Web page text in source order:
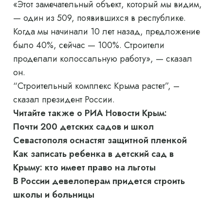
«Этот замечательный объект, который мы видим,
— один из 509, появившихся в республике.
Когда мы начинали 10 лет назад, предложение
было 40%, сейчас — 100%. Строители
проделали колоссальную работу», — сказал
он.
“Строительный комплекс Крыма растет”, –
сказал президент России.
Читайте также о РИА Новости Крым:
Почти 200 детских садов и школ
Севастополя оснастят защитной пленкой
Как записать ребенка в детский сад в
Крыму: кто имеет право на льготы
В России девелоперам придется строить
школы и больницы